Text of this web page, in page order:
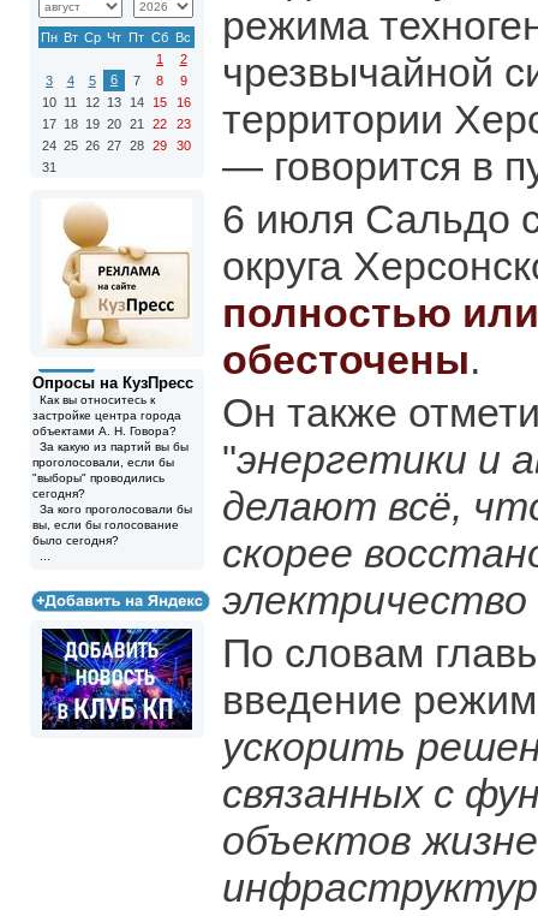
Пн Вт Ср Чт Пт Сб Вс
1
2
3
4 5 6 7 8
9
10 11 12 13 14 15
16
17 18 19 20 21 22
23
24 25 26 27 28 29
30
31
Опросы на КузПресс
Как вы относитесь к
застройке центра города
объектами А. Н. Говора?
За какую из партий вы бы
проголосовали, если бы
"выборы" проводились
сегодня?
За кого проголосовали бы
вы, если бы голосование
было сегодня?
режима
чрезвычайной
территории
— говорится в
6 июля Сальдо
округа
полностью
обесточены.
Он также
"энергетики и
делают всё,
скорее
электричество
По словам
введение
ускорить
связанных с
объектов